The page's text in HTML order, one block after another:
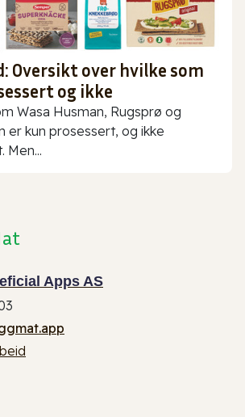
Oversikt over hvilke som
og ikke
Wasa Husman, Rugsprø og
er kun prosessert, og ikke
Men...
Apps AS